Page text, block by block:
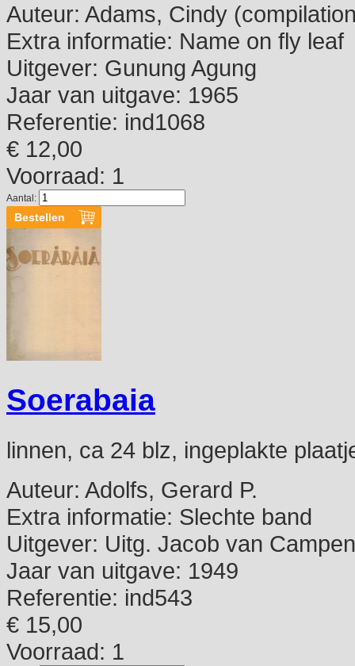
Auteur: Adams, Cindy
Extra informatie: Name on fly leaf
Uitgever: Gunung Agung
Jaar van uitgave: 1965
Referentie: ind1068
€ 12,00
Voorraad: 1
Aantal:
Soerabaia
linnen, ca 24 blz, ingeplakte
Auteur: Adolfs, Gerard P.
Extra informatie: Slechte band
Uitgever: Uitg. Jacob van Campen
Jaar van uitgave: 1949
Referentie: ind543
€ 15,00
Voorraad: 1